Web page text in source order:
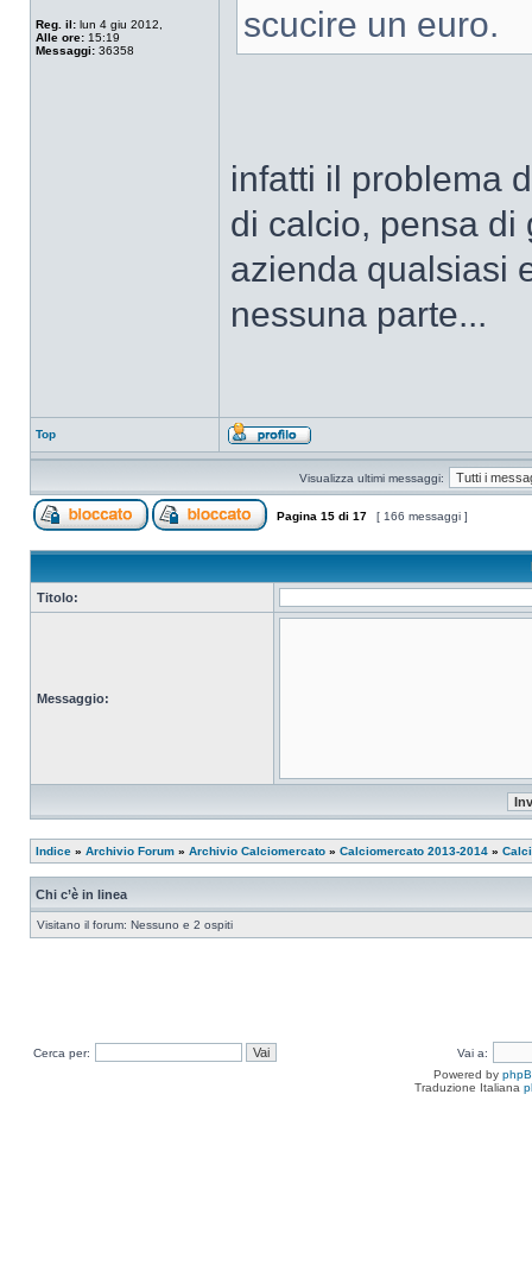
Reg. il: lun 4 giu 2012,
Alle ore: 15:19
Messaggi: 36358
scucire un euro.
infatti il problema
di calcio, pensa di
azienda qualsiasi
nessuna parte...
Top
Visualizza ultimi messaggi:
Pagina 15 di 17 [ 166 messaggi ]
Titolo:
Messaggio:
Indice » Archivio Forum » Archivio Calciomercato » Calciomercato 2013-2014 »
Chi c’è in linea
Visitano il forum: Nessuno e 2 ospiti
Cerca per:
Vai a:
Powered by
Traduzione Italiana